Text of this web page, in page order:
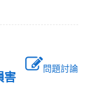
問題討論
害